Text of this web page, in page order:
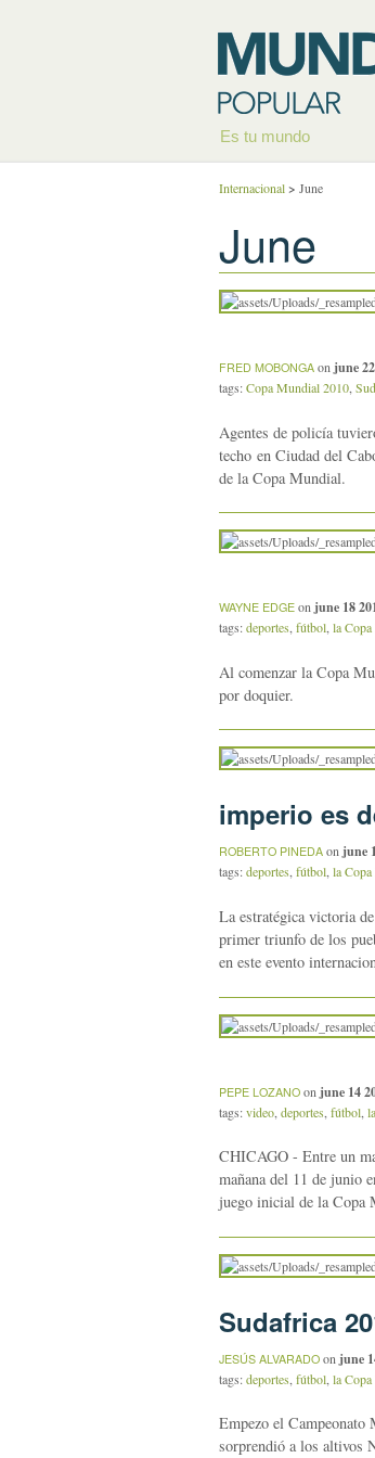
Es tu mundo
Internacional> June
June
FRED MOBONGA on june
tags:Copa Mundial 2010
Agentes de policía
techo en Ciudad del
de la Copa Mundial.
WAYNE EDGE on june 18
tags:deportes fútbol la
Al comenzar la Copa
por doquier.
imperio es
ROBERTO PINEDA on june
tags:deportes,fútbol,la
La estratégica victoria
primer triunfo de los
en este evento
PEPE LOZANO on june 14
tags:video deportes fútbol
CHICAGO - Entre un
mañana del 11 de junio
juego inicial de la Copa
Sudafrica
JESÚS ALVARADO on june
tags:deportes fútbol la
Empezo el Campeonato
sorprendió a los altivos